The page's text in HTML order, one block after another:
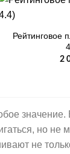
+
Рейтинговое
2
но
не